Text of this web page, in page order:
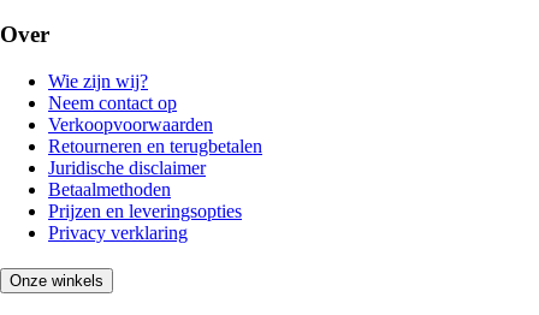
Over
Wie zijn wij?
Neem contact op
Verkoopvoorwaarden
Retourneren en terugbetalen
Juridische disclaimer
Betaalmethoden
Prijzen en leveringsopties
Privacy verklaring
Onze winkels